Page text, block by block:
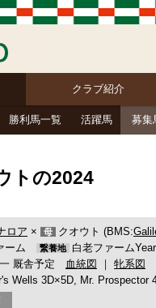
クラブ紹介
勝利馬一覧 活躍馬 募集
トの2024
ロア × 母 クオウト (BMS:
ーム 繋養地
白老ファーム
厩舎予定 血統図 ｜ 牝系図
Wells 3D×5D, Mr. Prospector